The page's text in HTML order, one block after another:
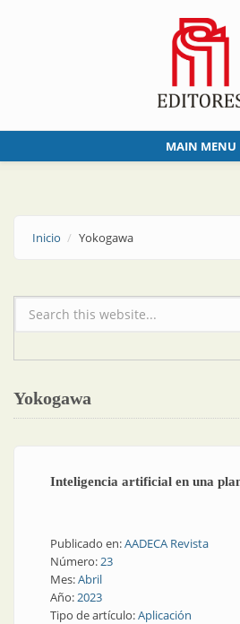
MAIN MENU
Inicio Yokogawa
Formulario de búsqueda
Yokogawa
Inteligencia artificial en una
Publicado en:AADECA Revista
Número:23
Mes:Abril
Año:2023
Tipo de artículo:Aplicación